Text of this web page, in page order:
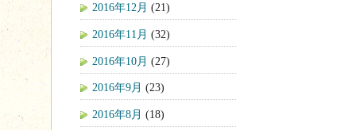
2016年12月 (21)
2016年11月 (32)
2016年10月 (27)
2016年9月 (23)
2016年8月 (18)